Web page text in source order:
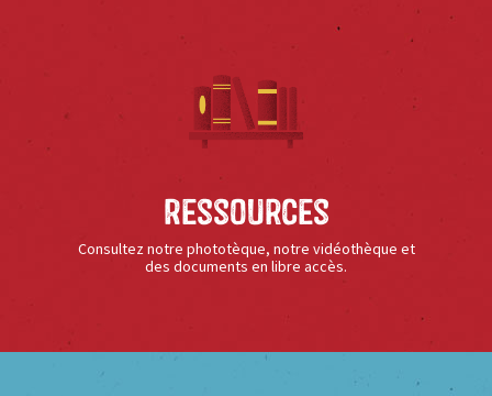
Ressources
Consultez notre phototèque, notre vidéothèque et
des documents en libre accès.